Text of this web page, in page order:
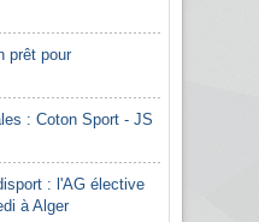
prêt pour
: Coton Sport - JS
: l'AG élective
à Alger